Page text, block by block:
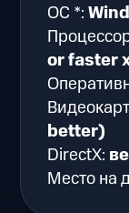
ОС *:
or faster
better)
DirectX:
Место на